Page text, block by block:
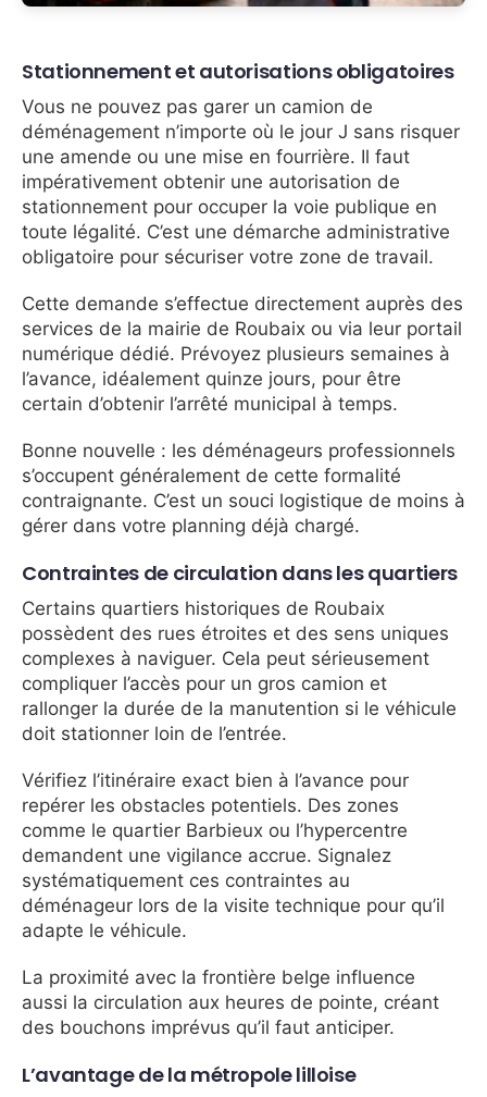
Stationnement et autorisations obligatoires
Vous ne pouvez pas garer un camion de
déménagement n’importe où le jour J sans risquer
une amende ou une mise en fourrière. Il faut
impérativement obtenir une autorisation de
stationnement pour occuper la voie publique en
toute légalité. C’est une démarche administrative
obligatoire pour sécuriser votre zone de travail.
Cette demande s’effectue directement auprès des
services de la mairie de Roubaix ou via leur portail
numérique dédié. Prévoyez plusieurs semaines à
l’avance, idéalement quinze jours, pour être
certain d’obtenir l’arrêté municipal à temps.
Bonne nouvelle : les déménageurs professionnels
s’occupent généralement de cette formalité
contraignante. C’est un souci logistique de moins à
gérer dans votre planning déjà chargé.
Contraintes de circulation dans les quartiers
Certains quartiers historiques de Roubaix
possèdent des rues étroites et des sens uniques
complexes à naviguer. Cela peut sérieusement
compliquer l’accès pour un gros camion et
rallonger la durée de la manutention si le véhicule
doit stationner loin de l’entrée.
Vérifiez l’itinéraire exact bien à l’avance pour
repérer les obstacles potentiels. Des zones
comme le quartier Barbieux ou l’hypercentre
demandent une vigilance accrue. Signalez
systématiquement ces contraintes au
déménageur lors de la visite technique pour qu’il
adapte le véhicule.
La proximité avec la frontière belge influence
aussi la circulation aux heures de pointe, créant
des bouchons imprévus qu’il faut anticiper.
L’avantage de la métropole lilloise